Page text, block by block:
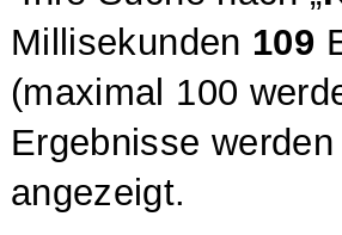
Millisekunden 109
(maximal 100
Ergebnisse
angezeigt.